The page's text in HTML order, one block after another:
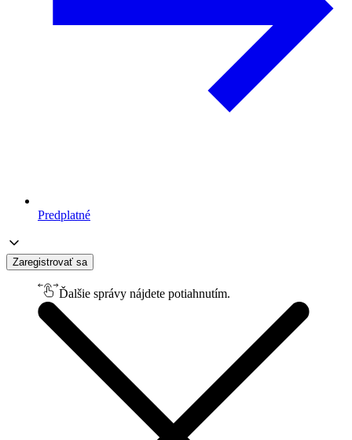
Predplatné
Zaregistrovať sa
Ďalšie správy nájdete potiahnutím.